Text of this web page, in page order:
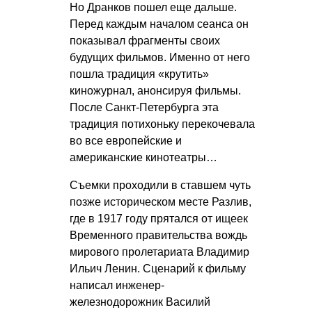
Но Дранков пошел еще дальше.
Перед каждым началом сеанса он
показывал фрагменты своих
будущих фильмов. Именно от него
пошла традиция «крутить»
киножурнал, анонсируя фильмы.
После Санкт-Петербурга эта
традиция потихоньку перекочевала
во все европейские и
американские кинотеатры…
Съемки проходили в ставшем чуть
позже историческом месте Разлив,
где в 1917 году прятался от ищеек
Временного правительства вождь
мирового пролетариата Владимир
Ильич Ленин. Сценарий к фильму
написал инженер-
железнодорожник Василий